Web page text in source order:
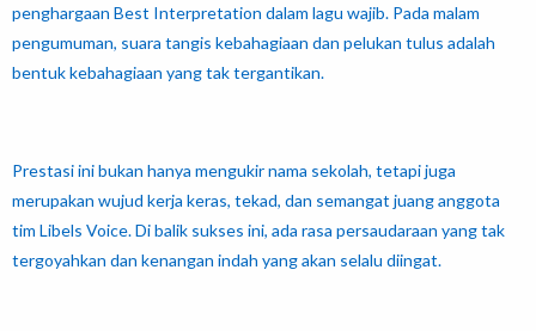
penghargaan Best Interpretation dalam lagu wajib. Pada malam
pengumuman, suara tangis kebahagiaan dan pelukan tulus adalah
bentuk kebahagiaan yang tak tergantikan.
Prestasi ini bukan hanya mengukir nama sekolah, tetapi juga
merupakan wujud kerja keras, tekad, dan semangat juang anggota
tim Libels Voice. Di balik sukses ini, ada rasa persaudaraan yang tak
tergoyahkan dan kenangan indah yang akan selalu diingat.